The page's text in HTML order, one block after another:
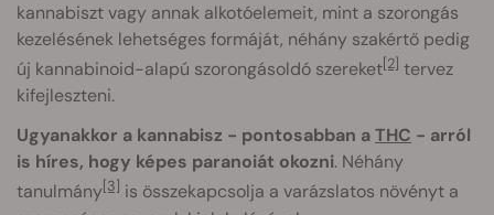
kannabiszt vagy annak alkotóelemeit, mint a szorongás
kezelésének lehetséges formáját, néhány szakértő pedig
új kannabinoid-alapú szorongásoldó szereket[2] tervez
kifejleszteni.
Ugyanakkor a kannabisz - pontosabban aTHC - arról
is híres, hogy képes paranoiát okozni. Néhány
tanulmány[3] is összekapcsolja a varázslatos növényt a